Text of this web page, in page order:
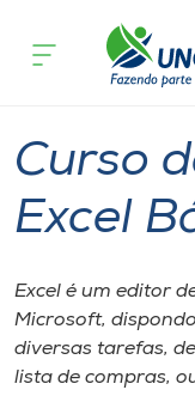
Cursos
Pesquisa
Portal de Ensino
Curso
Excel
Excel é um editor
Microsoft,
diversas tarefas,
lista de compras,